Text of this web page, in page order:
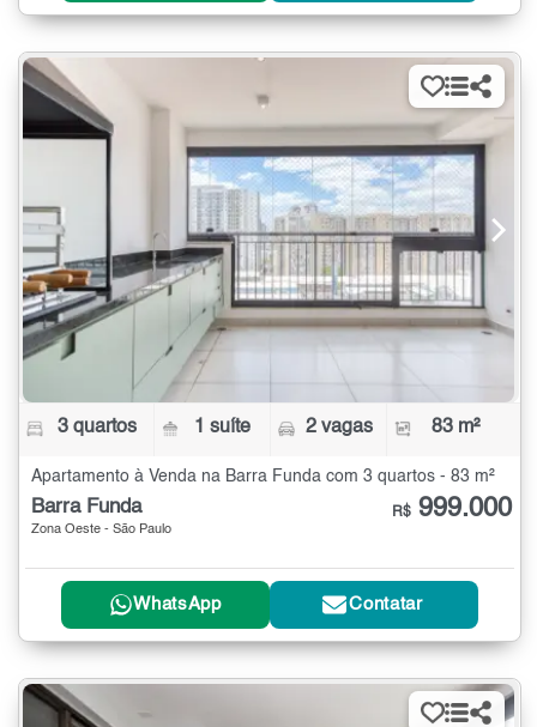
3 quartos 1 suíte 2 vagas 83 m²
Apartamento à Venda na Barra Funda com 3 quartos - 83 m²
Barra Funda
Zona Oeste - São Paulo
R$ 999.000
WhatsApp Contatar